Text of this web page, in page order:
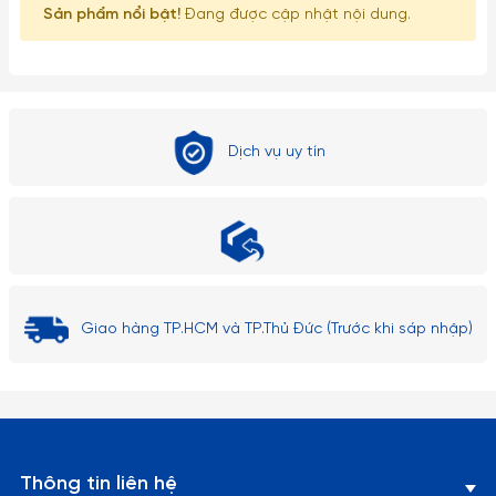
Sản phẩm nổi bật! Đang được cập nhật nội dung.
Dịch vụ uy tín
Giao hàng TP.HCM và TP.Thủ Đức (Trước khi sáp nhập)
Thông tin liên hệ